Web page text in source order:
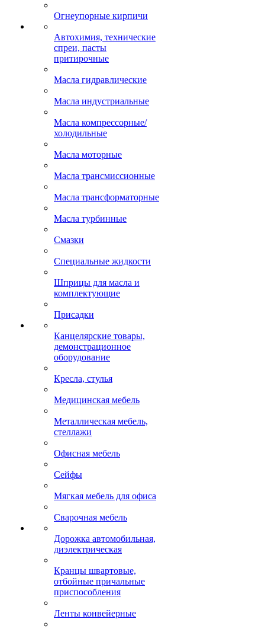
Огнеупорные кирпичи
Автохимия, технические
спреи, пасты
притирочные
Масла гидравлические
Масла индустриальные
Масла компрессорные/
холодильные
Масла моторные
Масла трансмиссионные
Масла трансформаторные
Масла турбинные
Смазки
Специальные жидкости
Шприцы для масла и
комплектующие
Присадки
Канцелярские товары,
демонстрационное
оборудование
Кресла, стулья
Медицинская мебель
Металлическая мебель,
стеллажи
Офисная мебель
Сейфы
Мягкая мебель для офиса
Сварочная мебель
Дорожка автомобильная,
диэлектрическая
Кранцы швартовые,
отбойные причальные
приспособления
Ленты конвейерные